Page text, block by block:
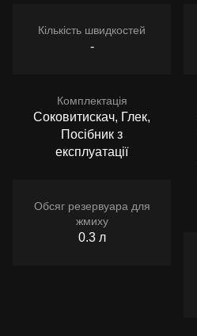
Кількість швидкостей
-
Комплектація
Соковитискач, Глек,
Посібник з
експлуатації
Обсяг резервуара для
жмиху
0.3 л